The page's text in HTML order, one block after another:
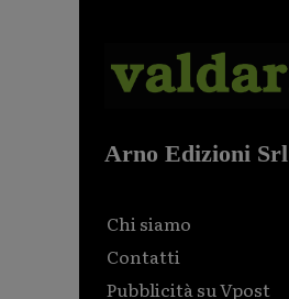
Arno Edizioni Srl
Chi siamo
Contatti
Pubblicità su Vpost